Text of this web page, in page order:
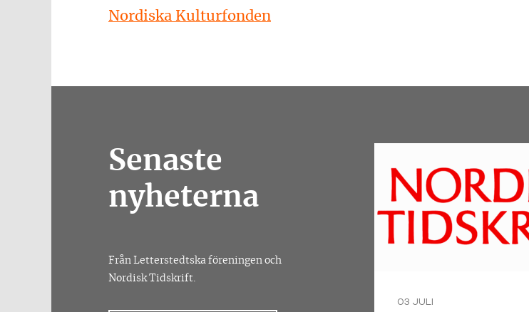
Nordiska Kulturfonden
Senaste
nyheterna
Från Letterstedtska föreningen och
Nordisk Tidskrift.
03 JULI